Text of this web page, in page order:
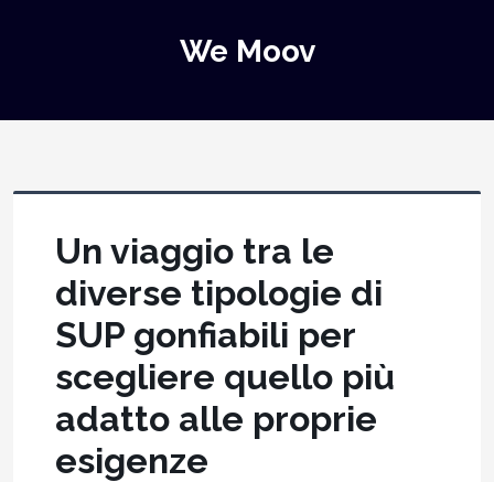
We Moov
Un viaggio tra le
diverse tipologie di
SUP gonfiabili per
scegliere quello più
adatto alle proprie
esigenze